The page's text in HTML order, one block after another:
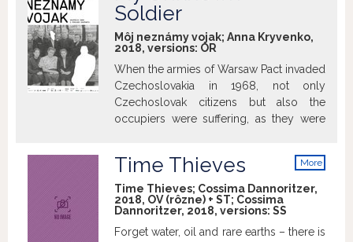
Congo, she learns she is transferred to
with new challenges. Through the
portrait of this extraordinarily brave and
tenacious woman, who fights for justice
to be done, this film addresses the issue
of violence towards women and children
in the DRC and the difficulty of
Soldier
Môj neznámy vojak; Anna Kryvenko,
2018, versions: OR
When the armies of Warsaw Pact invaded
Czechoslovakia in 1968, not only
Czechoslovak citizens but also the
occupiers were suffering, as they were
unfortunate moment of the European
history, we are discovering surprising
humanity in the soldiers, who tried to
cope with the terrible aftermath, which
they had personally caused. For the first
More
Time Thieves
Time Thieves; Cossima Dannoritzer,
2018, OV (rôzne) + ST; Cossima
Dannoritzer, 2018, versions: SS
Forget water, oil and rare earths – there is